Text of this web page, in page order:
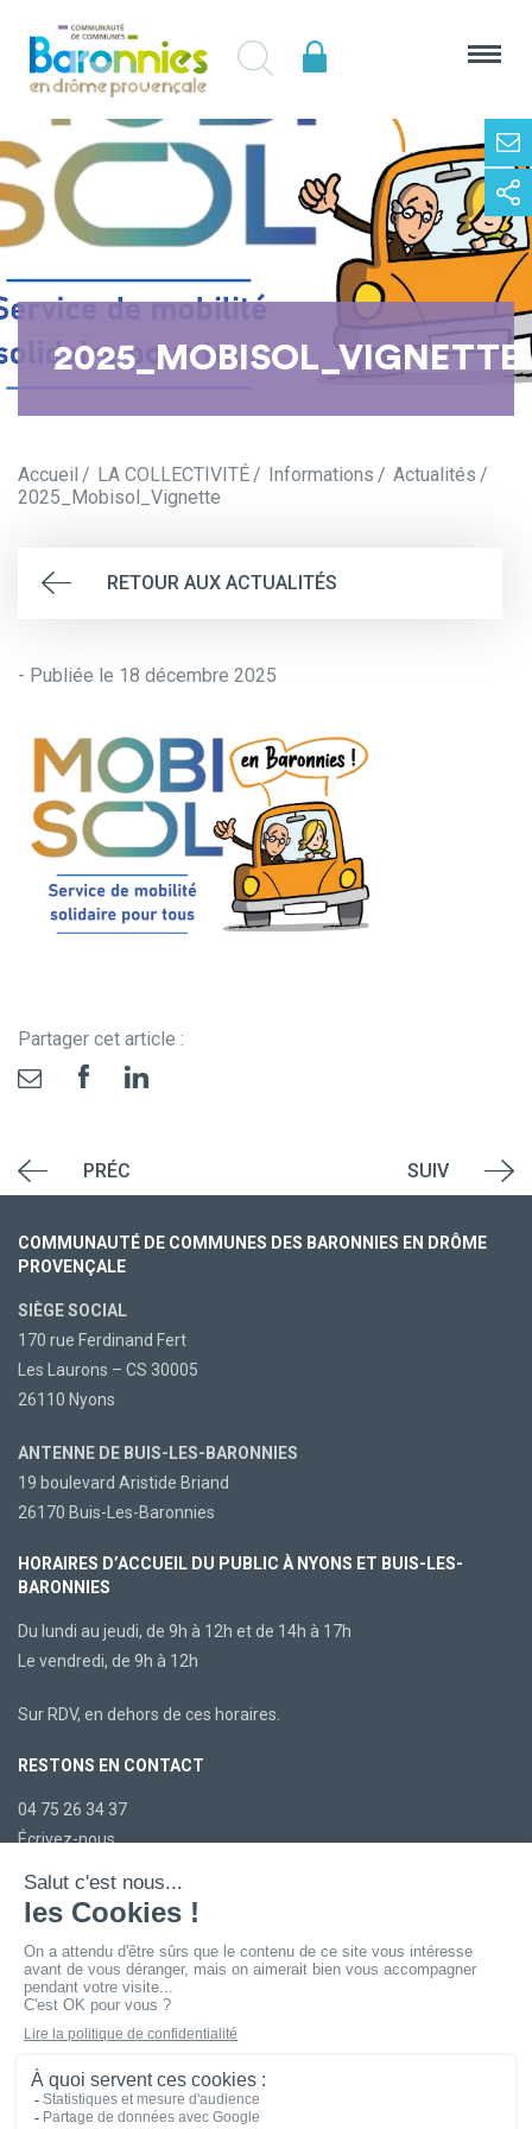
2025_MOBISOL_VIGNETTE
Accueil LA COLLECTIVITÉ Informations
Actualités
2025_Mobisol_Vignette
RETOUR AUX ACTUALITÉS
- Publiée le 18 décembre 2025
Partager cet article :
PRÉC SUIV
COMMUNAUTÉ DE COMMUNES DES BARONNIES EN DRÔME
PROVENÇALE
SIÈGE SOCIAL
170 rue Ferdinand Fert
Les Laurons – CS 30005
26110 Nyons
ANTENNE DE BUIS-LES-BARONNIES
19 boulevard Aristide Briand
26170 Buis-Les-Baronnies
HORAIRES D’ACCUEIL DU PUBLIC À NYONS ET BUIS-LES-
BARONNIES
Du lundi au jeudi, de 9h à 12h et de 14h à 17h
Le vendredi, de 9h à 12h
Sur RDV, en dehors de ces horaires.
RESTONS EN CONTACT
04 75 26 34 37
Écrivez-nous
LA CCBDP
Plan du site
Mentions légales
Confidentialité
Accessibilité